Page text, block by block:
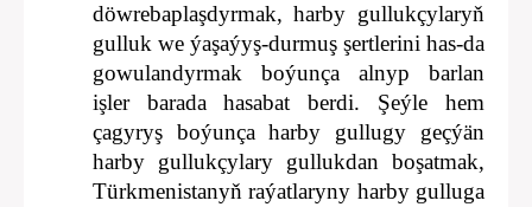
döwrebaplaşdyrmak, harby gullukçylaryň
gulluk we ýaşaýyş-durmuş şertlerini has-da
gowulandyrmak boýunça alnyp barlan
işler barada hasabat berdi. Şeýle hem
çagyryş boýunça harby gullugy geçýän
harby gullukçylary gullukdan boşatmak,
Türkmenistanyň raýatlaryny harby gulluga